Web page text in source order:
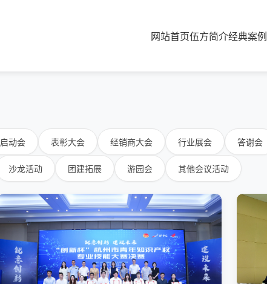
网站首页伍方简介经典案例
启动会 表彰大会 经销商大会 行业展会 答谢会
沙龙活动 团建拓展 游园会 其他会议活动